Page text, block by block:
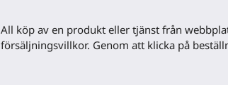
All köp av en produkt eller tjänst från
försäljningsvillkor. Genom att klicka på